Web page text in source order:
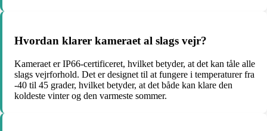
Hvordan klarer kameraet al slags vejr?
Kameraet er IP66-certificeret, hvilket betyder, at det kan tåle alle
slags vejrforhold. Det er designet til at fungere i temperaturer fra
-40 til 45 grader, hvilket betyder, at det både kan klare den
koldeste vinter og den varmeste sommer.